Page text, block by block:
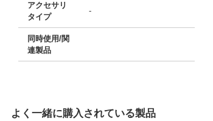
アクセサリ
タイプ
-
同時使用/関
連製品
よく一緒に購入されている製品